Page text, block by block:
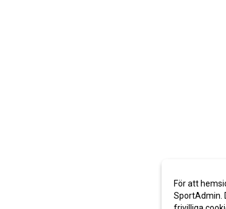
För att
SportAdmin.